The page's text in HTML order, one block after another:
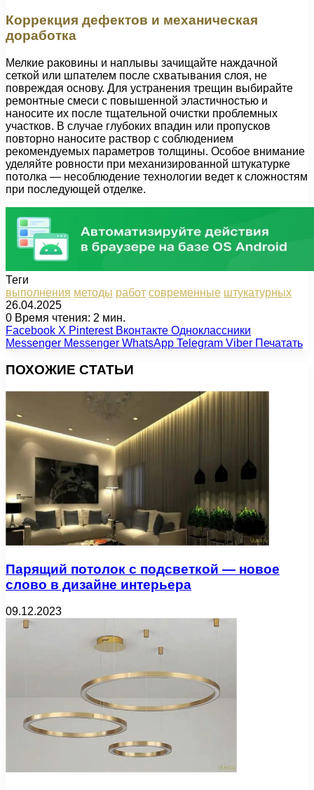
Коррекция дефектов и механическая
доработка
Мелкие раковины и наплывы зачищайте наждачной
сеткой или шпателем после схватывания слоя, не
повреждая основу. Для устранения трещин выбирайте
ремонтные смеси с повышенной эластичностью и
наносите их после тщательной очистки проблемных
участков. В случае глубоких впадин или пропусков
повторно наносите раствор с соблюдением
рекомендуемых параметров толщины. Особое внимание
уделяйте ровности при механизированной штукатурке
потолка — несоблюдение технологии ведет к сложностям
при последующей отделке.
Теги
выполнения методы работ современные штукатурных
26.04.2025
0 Время чтения: 2 мин.
Facebook X Pinterest Вконтакте Одноклассники
Messenger Messenger WhatsApp Telegram Viber Печатать
ПОХОЖИЕ СТАТЬИ
Парящий потолок с подсветкой — новое
слово в дизайне интерьера
09.12.2023